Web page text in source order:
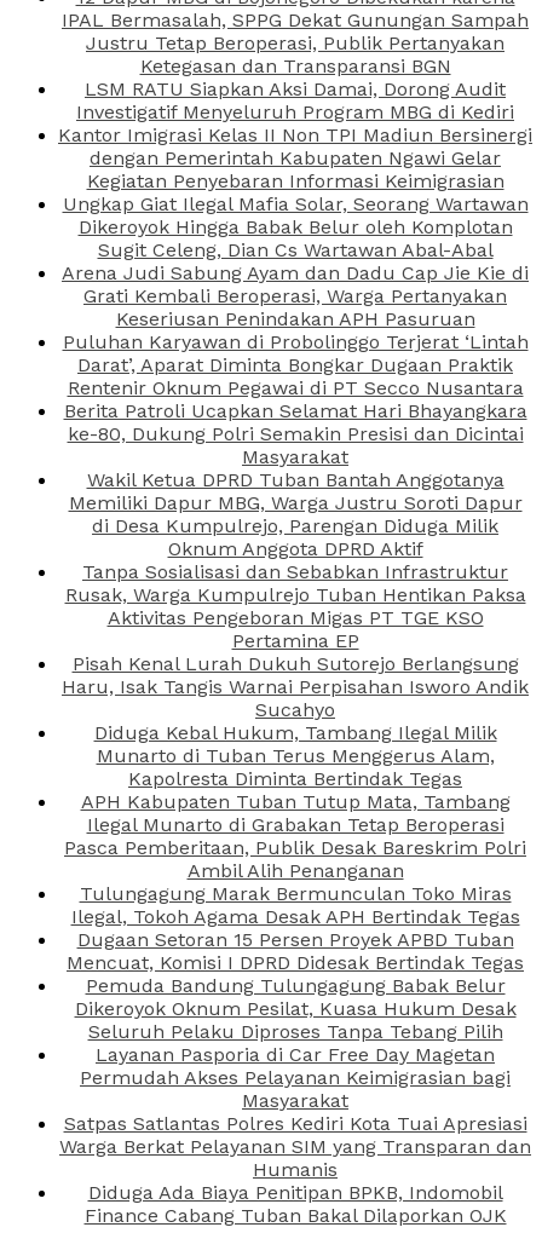
IPAL Bermasalah, SPPG Dekat Gunungan Sampah
Justru Tetap Beroperasi, Publik Pertanyakan
Ketegasan dan Transparansi BGN
LSM RATU Siapkan Aksi Damai, Dorong Audit
Investigatif Menyeluruh Program MBG di Kediri
Kantor Imigrasi Kelas II Non TPI Madiun Bersinergi
dengan Pemerintah Kabupaten Ngawi Gelar
Kegiatan Penyebaran Informasi Keimigrasian
Ungkap Giat Ilegal Mafia Solar, Seorang Wartawan
Dikeroyok Hingga Babak Belur oleh Komplotan
Sugit Celeng, Dian Cs Wartawan Abal-Abal
Arena Judi Sabung Ayam dan Dadu Cap Jie Kie di
Grati Kembali Beroperasi, Warga Pertanyakan
Keseriusan Penindakan APH Pasuruan
Puluhan Karyawan di Probolinggo Terjerat ‘Lintah
Darat’, Aparat Diminta Bongkar Dugaan Praktik
Rentenir Oknum Pegawai di PT Secco Nusantara
Berita Patroli Ucapkan Selamat Hari Bhayangkara
ke-80, Dukung Polri Semakin Presisi dan Dicintai
Masyarakat
Wakil Ketua DPRD Tuban Bantah Anggotanya
Memiliki Dapur MBG, Warga Justru Soroti Dapur
di Desa Kumpulrejo, Parengan Diduga Milik
Oknum Anggota DPRD Aktif
Tanpa Sosialisasi dan Sebabkan Infrastruktur
Rusak, Warga Kumpulrejo Tuban Hentikan Paksa
Aktivitas Pengeboran Migas PT TGE KSO
Pertamina EP
Pisah Kenal Lurah Dukuh Sutorejo Berlangsung
Haru, Isak Tangis Warnai Perpisahan Isworo Andik
Sucahyo
Diduga Kebal Hukum, Tambang Ilegal Milik
Munarto di Tuban Terus Menggerus Alam,
Kapolresta Diminta Bertindak Tegas
APH Kabupaten Tuban Tutup Mata, Tambang
Ilegal Munarto di Grabakan Tetap Beroperasi
Pasca Pemberitaan, Publik Desak Bareskrim Polri
Ambil Alih Penanganan
Tulungagung Marak Bermunculan Toko Miras
Ilegal, Tokoh Agama Desak APH Bertindak Tegas
Dugaan Setoran 15 Persen Proyek APBD Tuban
Mencuat, Komisi I DPRD Didesak Bertindak Tegas
Pemuda Bandung Tulungagung Babak Belur
Dikeroyok Oknum Pesilat, Kuasa Hukum Desak
Seluruh Pelaku Diproses Tanpa Tebang Pilih
Layanan Pasporia di Car Free Day Magetan
Permudah Akses Pelayanan Keimigrasian bagi
Masyarakat
Satpas Satlantas Polres Kediri Kota Tuai Apresiasi
Warga Berkat Pelayanan SIM yang Transparan dan
Humanis
Diduga Ada Biaya Penitipan BPKB, Indomobil
Finance Cabang Tuban Bakal Dilaporkan OJK